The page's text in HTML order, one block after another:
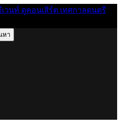
ท์ ดูคอนเสิร์ต เทศกาลดนตรี เพลง